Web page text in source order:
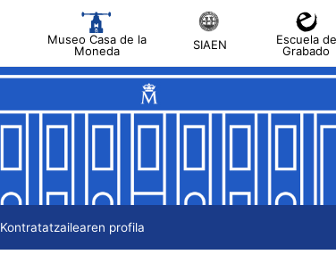
Museo Casa de la
Moneda
SIAEN
Escuela de
Grabado
Kontratatzailearen profila